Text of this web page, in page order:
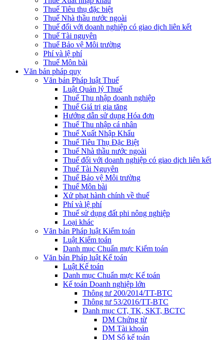
Thuế Tiêu thụ đặc biệt
Thuế Nhà thầu nước ngoài
Thuế đối với doanh nghiệp có giao dịch liên kết
Thuế Tài nguyên
Thuế Bảo vệ Môi trường
Phí và lệ phí
Thuế Môn bài
Văn bản pháp quy
Văn bản Pháp luật Thuế
Luật Quản lý Thuế
Thuế Thu nhập doanh nghiệp
Thuế Giá trị gia tăng
Hướng dẫn sử dụng Hóa đơn
Thuế Thu nhập cá nhân
Thuế Xuất Nhập Khẩu
Thuế Tiêu Thụ Đặc Biệt
Thuế Nhà thầu nước ngoài
Thuế đối với doanh nghiệp có giao dịch liên kết
Thuế Tài Nguyên
Thuế Bảo vệ Môi trường
Thuế Môn bài
Xử phạt hành chính về thuế
Phí và lệ phí
Thuế sử dụng đất phi nông nghiệp
Loại khác
Văn bản Pháp luật Kiểm toán
Luật Kiểm toán
Danh mục Chuẩn mực Kiểm toán
Văn bản Pháp luật Kế toán
Luật Kế toán
Danh mục Chuẩn mực Kế toán
Kế toán Doanh nghiệp lớn
Thông tư 200/2014/TT-BTC
Thông tư 53/2016/TT-BTC
Danh mục CT, TK, SKT, BCTC
DM Chứng từ
DM Tài khoản
DM Sổ kế toán